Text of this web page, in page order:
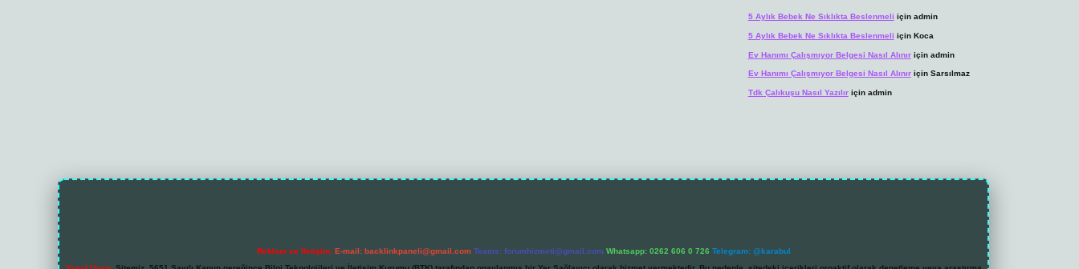
5 Aylık Bebek Ne Sıklıkta Beslenmeli için admin
5 Aylık Bebek Ne Sıklıkta Beslenmeli için Koca
Ev Hanımı Çalışmıyor Belgesi Nasıl Alınıriçin admin
Ev Hanımı Çalışmıyor Belgesi Nasıl Alınıriçin Sarsılmaz
Tdk Çalıkuşu Nasıl Yazılıriçin admin
Reklam ve İletişim: E-mail: backlinkpaneli@gmail.com Teams: forumhizmeti@gmail.com Whatsapp: 0262 606 0 726 Telegram: @karabul